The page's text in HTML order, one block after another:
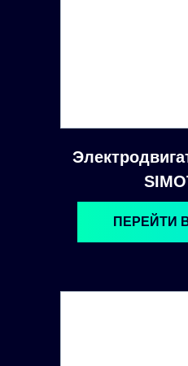
ПЕРЕЙТИ